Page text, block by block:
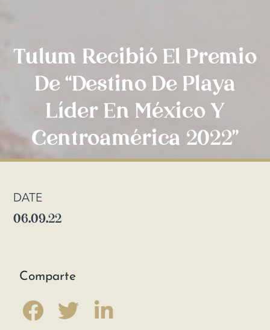
Tulum Recibió El Premio
De “Destino De Playa
Líder En México Y
Centroamérica 2022”
DATE
06.09.22
Comparte